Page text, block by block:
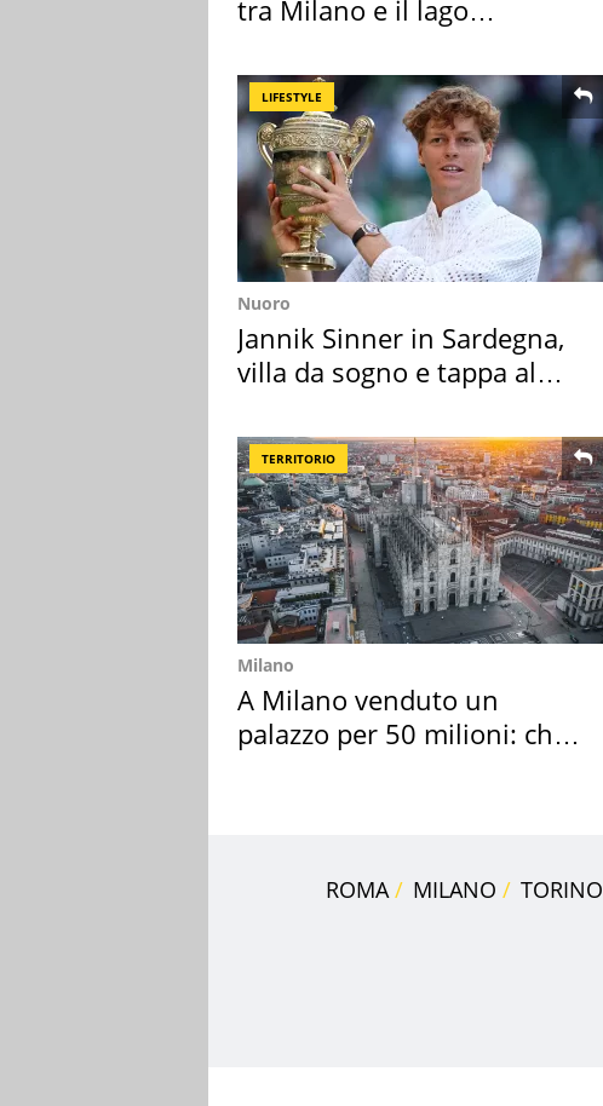
tra Milano e il lago
LIFESTYLE
Nuoro
Jannik Sinner in Sardegna,
villa da sogno e tappa al
TERRITORIO
Milano
A Milano venduto un
palazzo per 50 milioni: chi
ROMA MILANO TORINO